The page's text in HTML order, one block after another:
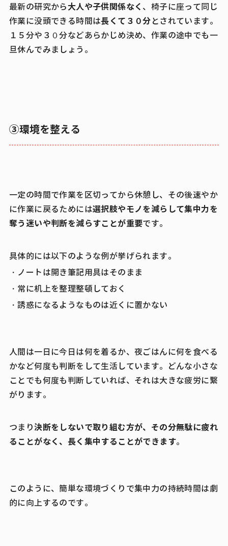
最新の研究から 大人や子供関係なく 、椅子に座って同じ
作業に没頭できる時間は長くて３０分 とされています。
１５分や３０分などあらかじめ決め、作業の途中でも一
旦休んでみましょう。
③環境を整える
一定の時間で作業を区切ってから休憩し、その後速やか
に作業に戻るためには選択肢やモノを減らして集中力を
奪う迷いや判断を減らすことが重要です。
具体的には以下のような例が挙げられます。
・ノートは開き筆記用具はそのまま
・常に机上を整理整頓しておく
・誘惑になるようなものは近くに置かない
人間は一日に今日は何を着るか、夜ごはんに何を食べる
かなど何度も判断をして生活しています。どんな小さな
ことでも何度も判断していれば、それは大きな疲労に繋
がります。
つまり決断をしないで取り組む方が、その分無駄に疲れ
ることがなく、長く集中することができます。
このように、簡単な環境づくりで集中力の持続時間は劇
的に向上するのです。